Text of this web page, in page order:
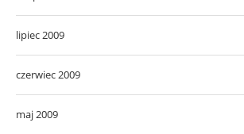
lipiec 2009
czerwiec 2009
maj 2009